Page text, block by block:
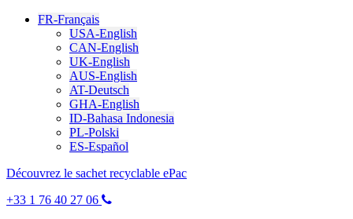
FR-Français
USA-English
CAN-English
UK-English
AUS-English
AT-Deutsch
GHA-English
ID-Bahasa Indonesia
PL-Polski
ES-Español
Découvrez le sachet recyclable ePac
+33 1 76 40 27 06